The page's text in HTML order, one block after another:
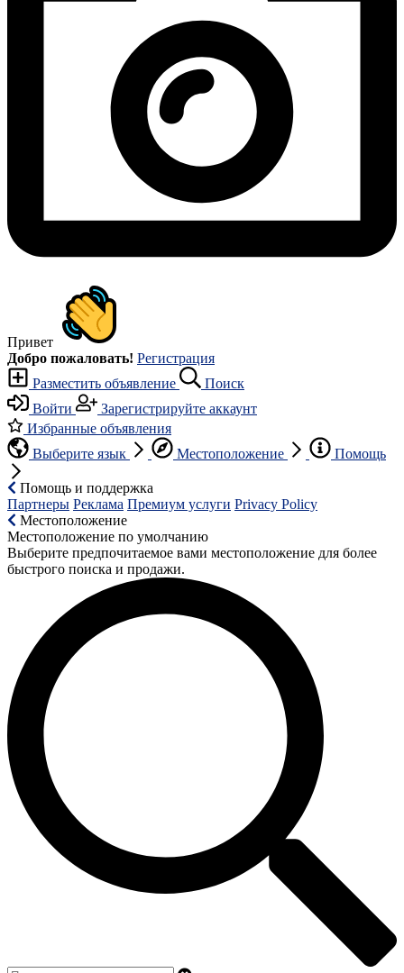
Привет
Добро пожаловать! Регистрация
Разместить объявление
Поиск
Войти
Зарегистрируйте аккаунт
Избранные объявления
Выберите язык
Местоположение Помощь
Помощь и поддержка
Партнеры Реклама Премиум услуги Privacy Policy
Местоположение
Местоположение по умолчанию
Выберите предпочитаемое вами местоположение для более
быстрого поиска и продажи.